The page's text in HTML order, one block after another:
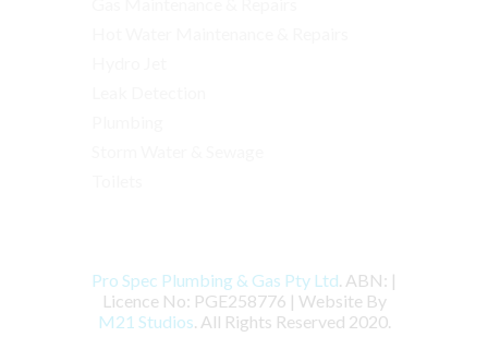
Pro Spec Plumbing & Gas Pty Ltd. ABN: |
Licence No: PGE258776 | Website By
M21 Studios. All Rights Reserved 2020.